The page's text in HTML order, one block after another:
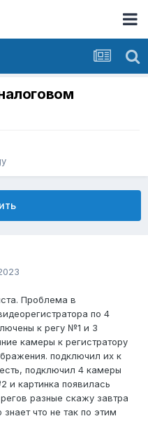
Проблема в
по 4
к регу №1 и 3
камеры к регистратору
подключил их к
подключил 4 камеры
и картинка появилась
разные скажу завтра
что не так по этим